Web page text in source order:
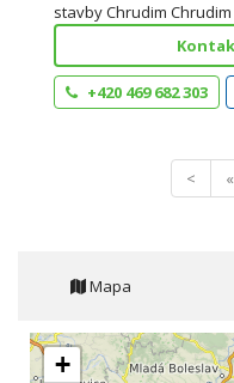
stavby Chrudim Chrudim
+420 469 682 303
< «
Mapa
+